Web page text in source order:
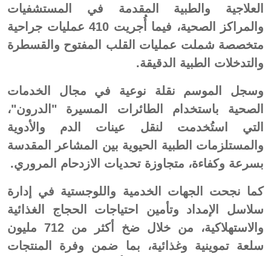
العلاجية والطبية المقدمة في المستشفيات
والمراكز الصحية، فيما أُجريت 410 عمليات جراحية
متخصصة شملت عمليات القلب المفتوح والقسطرة
والتدخلات الطبية الدقيقة.
وسجل الموسم نقلة نوعية في مجال الخدمات
الصحية باستخدام الطائرات المسيرة "الدرون"،
التي استُخدمت لنقل عينات الدم والأدوية
والمستلزمات الطبية الحيوية بين المشاعر المقدسة
بسرعة وكفاءة، متجاوزة تحديات الازدحام المروري.
كما نجحت الجهات الخدمية واللوجستية في إدارة
سلاسل الإمداد وتأمين احتياجات الحجاج الغذائية
والاستهلاكية، من خلال ضخ أكثر من 712 مليون
سلعة تموينية وغذائية، بما ضمن وفرة المنتجات